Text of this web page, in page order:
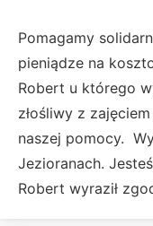
Pomagamy
pieniądze na
Robert u którego
złośliwy z
naszej pomocy.
Jezioranach.
Robert wyraził